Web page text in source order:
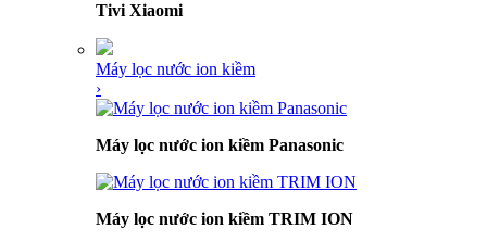
Tivi Xiaomi
Máy lọc nước ion kiềm
›
Máy lọc nước ion kiềm Panasonic
Máy lọc nước ion kiềm TRIM ION